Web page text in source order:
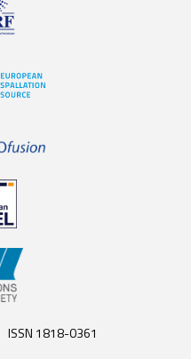
ISSN 1818-0361